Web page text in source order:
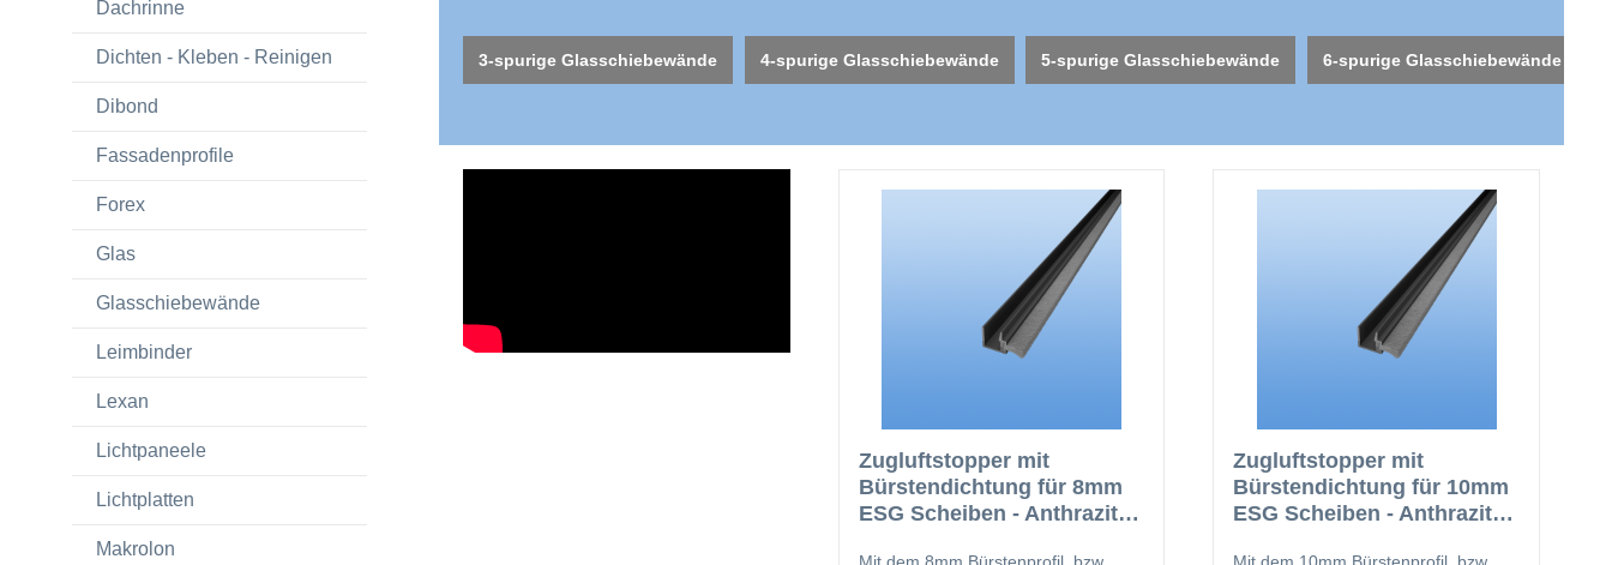
Dachrinne
Dichten - Kleben - Reinigen
Dibond
Fassadenprofile
Forex
Glas
Glasschiebewände
Leimbinder
Lexan
Lichtpaneele
Lichtplatten
Makrolon
3-spurige Glasschiebewände 4-spurige Glasschiebewände 5-spurige Glasschiebewände 6-spurige Glasschiebewände
Zugluftstopper mit
Bürstendichtung für 8mm
ESG Scheiben - Anthrazit
Zugluftstopper mit
Bürstendichtung für 10mm
ESG Scheiben - Anthrazit